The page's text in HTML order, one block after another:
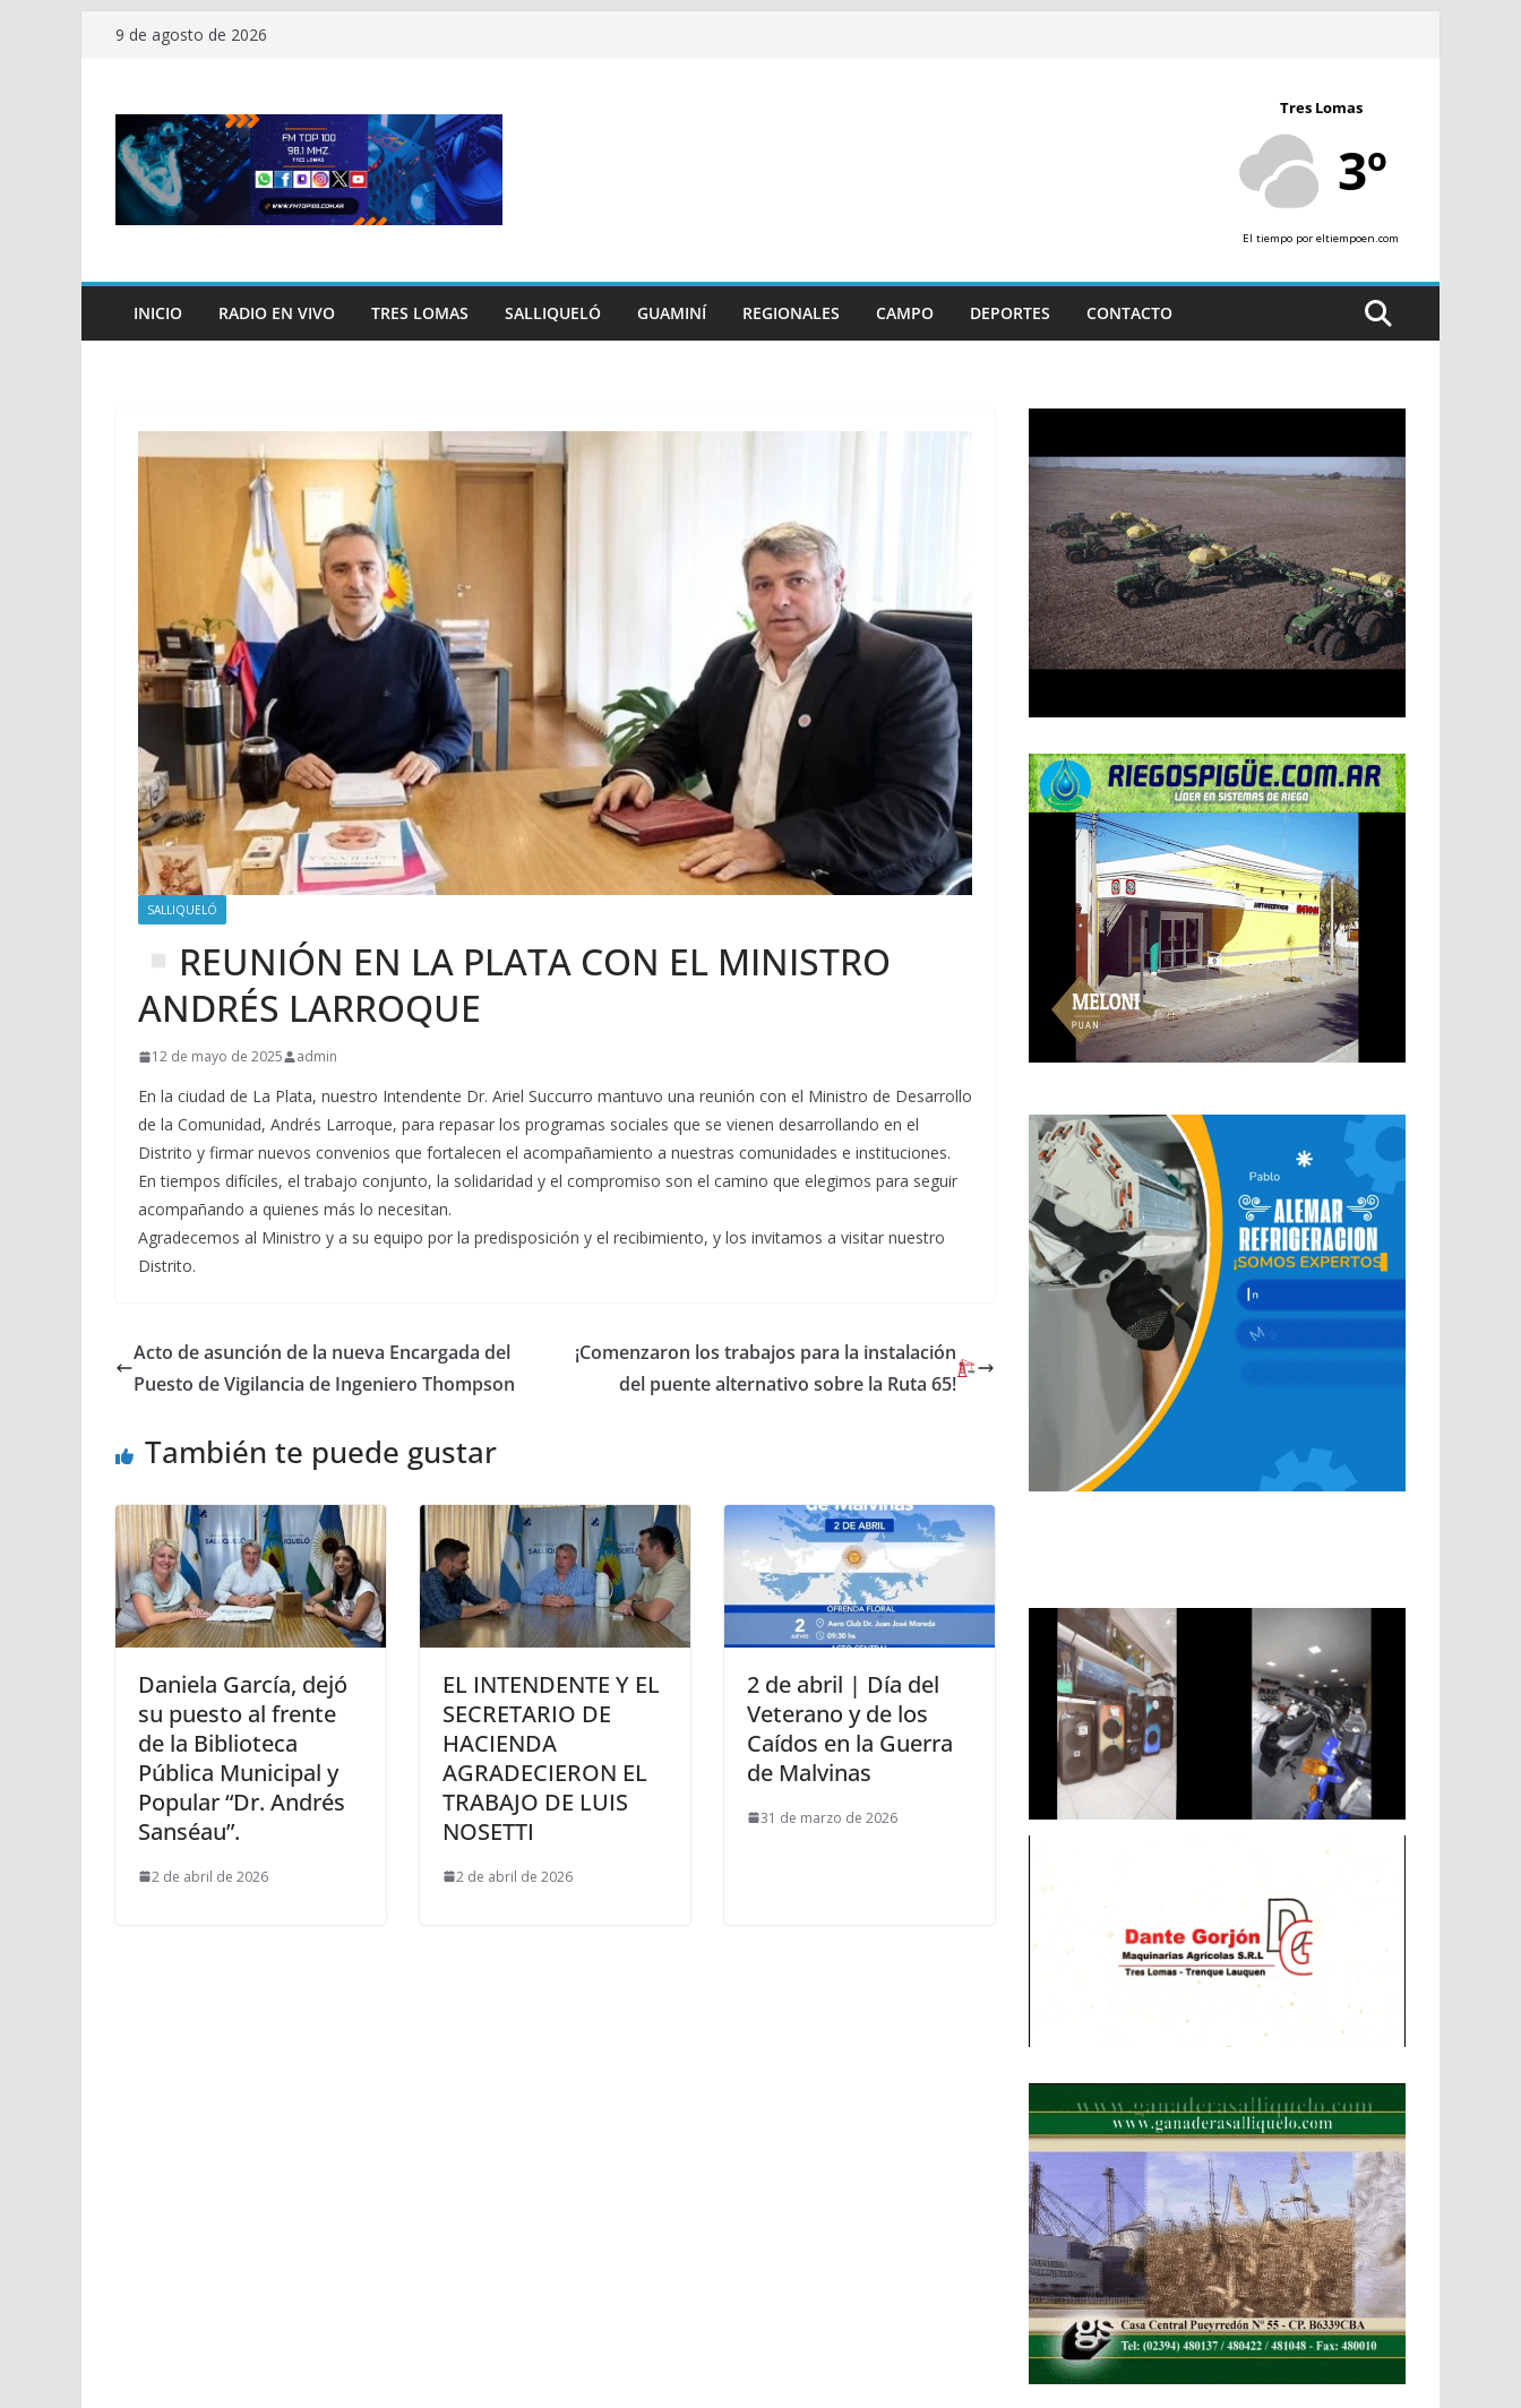
Saltar9 de agosto de 2026
Tres Lomas
3º
El tiempo por eltiempoen.com
INICIO RADIO EN VIVO TRES LOMAS SALLIQUELÓ GUAMINÍ REGIONALES CAMPO DEPORTES CONTACTO
SALLIQUELÓ
REUNIÓN EN LA PLATA CON EL MINISTRO
ANDRÉS LARROQUE
12 de mayo de 2025 admin
En la ciudad de La Plata, nuestro Intendente Dr. Ariel Succurro mantuvo una reunión con el Ministro de Desarrollo
de la Comunidad, Andrés Larroque, para repasar los programas sociales que se vienen desarrollando en el
Distrito y firmar nuevos convenios que fortalecen el acompañamiento a nuestras comunidades e instituciones.
En tiempos difíciles, el trabajo conjunto, la solidaridad y el compromiso son el camino que elegimos para seguir
acompañando a quienes más lo necesitan.
Agradecemos al Ministro y a su equipo por la predisposición y el recibimiento, y los invitamos a visitar nuestro
Distrito.
Acto de asunción de la nueva Encargada del
Puesto de Vigilancia de Ingeniero Thompson
¡Comenzaron los trabajos para la instalación
del puente alternativo sobre la Ruta 65!
También te puede gustar
Daniela García, dejó
su puesto al frente
de la Biblioteca
Pública Municipal y
Popular “Dr. Andrés
Sanséau”.
2 de abril de 2026
EL INTENDENTE Y EL
SECRETARIO DE
HACIENDA
AGRADECIERON EL
TRABAJO DE LUIS
NOSETTI
2 de abril de 2026
2 de abril | Día del
Veterano y de los
Caídos en la Guerra
de Malvinas
31 de marzo de 2026